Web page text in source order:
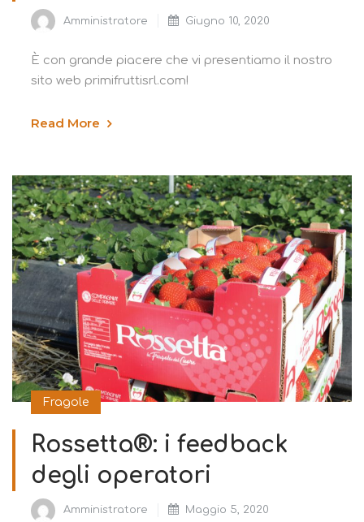
Amministratore Giugno 10, 2020
È con grande piacere che vi presentiamo il nostro
sito web primifruttisrl.com!
Read More
Fragole
Rossetta®: i feedback
degli operatori
Amministratore Maggio 5, 2020